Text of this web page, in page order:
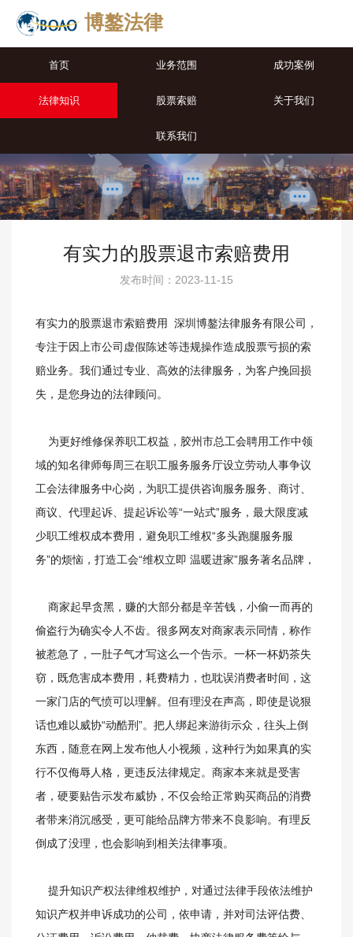
博鏊法律
首页 业务范围 成功案例
法律知识 股票索赔 关于我们
联系我们
有实力的股票退市索赔费用
发布时间：2023-11-15
有实力的股票退市索赔费用 深圳博鏊法律服务有限公司，
专注于因上市公司虚假陈述等违规操作造成股票亏损的索
赔业务。我们通过专业、高效的法律服务，为客户挽回损
失，是您身边的法律顾问。
为更好维修保养职工权益，胶州市总工会聘用工作中领
域的知名律师每周三在职工服务服务厅设立劳动人事争议
工会法律服务中心岗，为职工提供咨询服务服务、商讨、
商议、代理起诉、提起诉讼等“一站式”服务，最大限度减
少职工维权成本费用，避免职工维权“多头跑腿服务服
务”的烦恼，打造工会“维权立即 温暖进家”服务著名品牌，
商家起早贪黑，赚的大部分都是辛苦钱，小偷一而再的
偷盗行为确实令人不齿。很多网友对商家表示同情，称作
被惹急了，一肚子气才写这么一个告示。一杯一杯奶茶失
窃，既危害成本费用，耗费精力，也耽误消费者时间，这
一家门店的气愤可以理解。但有理没在声高，即使是说狠
话也难以威协“动酷刑”。把人绑起来游街示众，往头上倒
东西，随意在网上发布他人小视频，这种行为如果真的实
行不仅侮辱人格，更违反法律规定。商家本来就是受害
者，硬要贴告示发布威协，不仅会给正常购买商品的消费
者带来消沉感受，更可能给品牌方带来不良影响。有理反
倒成了没理，也会影响到相关法律事项。
提升知识产权法律维权维护，对通过法律手段依法维护
知识产权并申诉成功的公司，依申请，并对司法评估费、